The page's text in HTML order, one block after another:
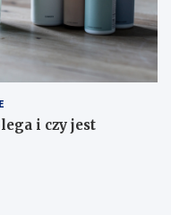
i czy jest